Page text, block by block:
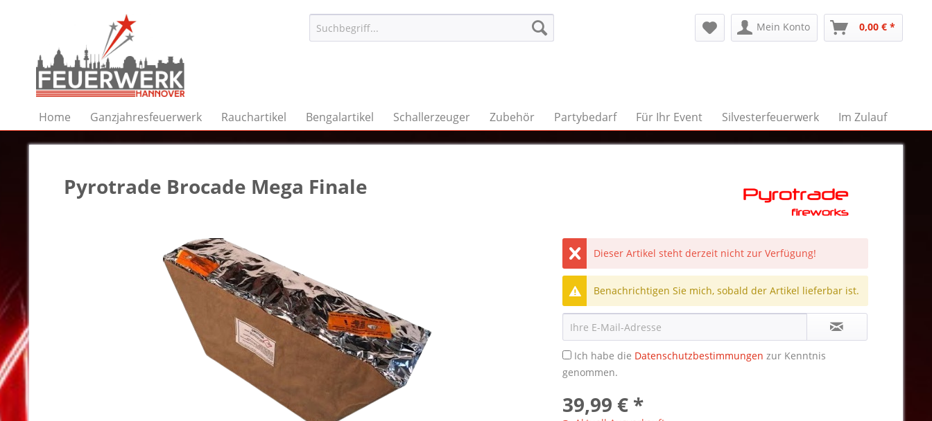
Mein Konto 0,00 € *
Home Ganzjahresfeuerwerk Rauchartikel Bengalartikel Schallerzeuger Zubehör Partybedarf Für Ihr Event Silvesterfeuerwerk Im Zulauf
Pyrotrade Brocade Mega Finale
Dieser Artikel steht derzeit nicht zur Verfügung!
Benachrichtigen Sie mich, sobald der Artikel lieferbar ist.
Ich habe die Datenschutzbestimmungen zur Kenntnis
genommen.
39,99 € *